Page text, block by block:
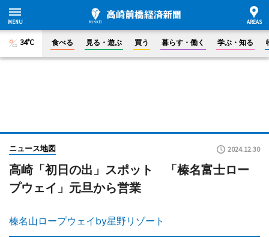
34°C 食べる 見る・遊ぶ 買う 暮らす・働く 学ぶ・知る
ニュース地図 2024.12.30
高崎「初日の出」スポット 「榛名富士ロー
プウェイ」元旦から営業
榛名山ロープウェイby星野リゾート